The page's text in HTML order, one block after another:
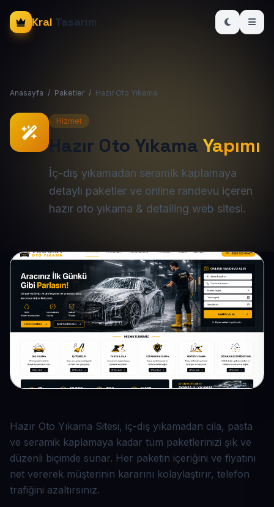
Kral Tasarım
Anasayfa / Paketler / Hazır Oto Yıkama
Hizmet
Hazır Oto Yıkama Yapımı
İç-dış yıkamadan seramik kaplamaya
detaylı paketler ve online randevu içeren
hazır oto yıkama & detailing web sitesi.
Hazır Oto Yıkama Sitesi, iç-dış yıkamadan cila, pasta
ve seramik kaplamaya kadar tüm paketlerinizi şık ve
düzenli biçimde sunar. Her paketin içeriğini ve fiyatını
net vererek müşterinin kararını kolaylaştırır, telefon
trafiğini azaltırsınız.